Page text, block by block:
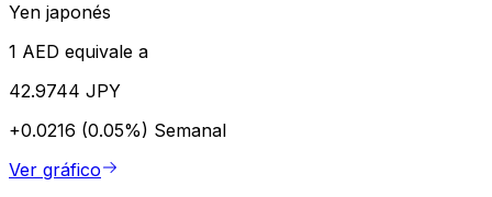
Yen japonés
1 AED equivale a
42.9744 JPY
+0.0216 (0.05%) Semanal
Ver gráfico